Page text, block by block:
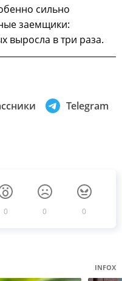
сильно
заемщики:
выросла в три раза.
Telegram
0 0 0
INFOX